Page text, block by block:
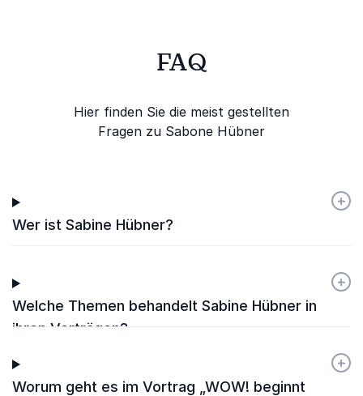
FAQ
Hier finden Sie die meist gestellten
Fragen zu Sabone Hübner
Wer ist Sabine Hübner?
+
-
Welche Themen behandelt Sabine Hübner in
ihren Vorträgen?
+
-
Worum geht es im Vortrag „WOW! beginnt
+
-